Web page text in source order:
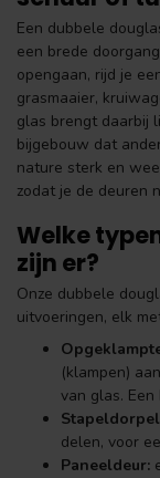
Een dubbele
een brede
opengaan, rijd je
grasmaaier,
glas brengt daarbij
bijgebouw dat
nature sterk en
zodat je de deuren
Welke
zijn er?
Onze dubbele
uitvoeringen, elk
(klampen)
van glas.
delen, voor
Paneeldeur: